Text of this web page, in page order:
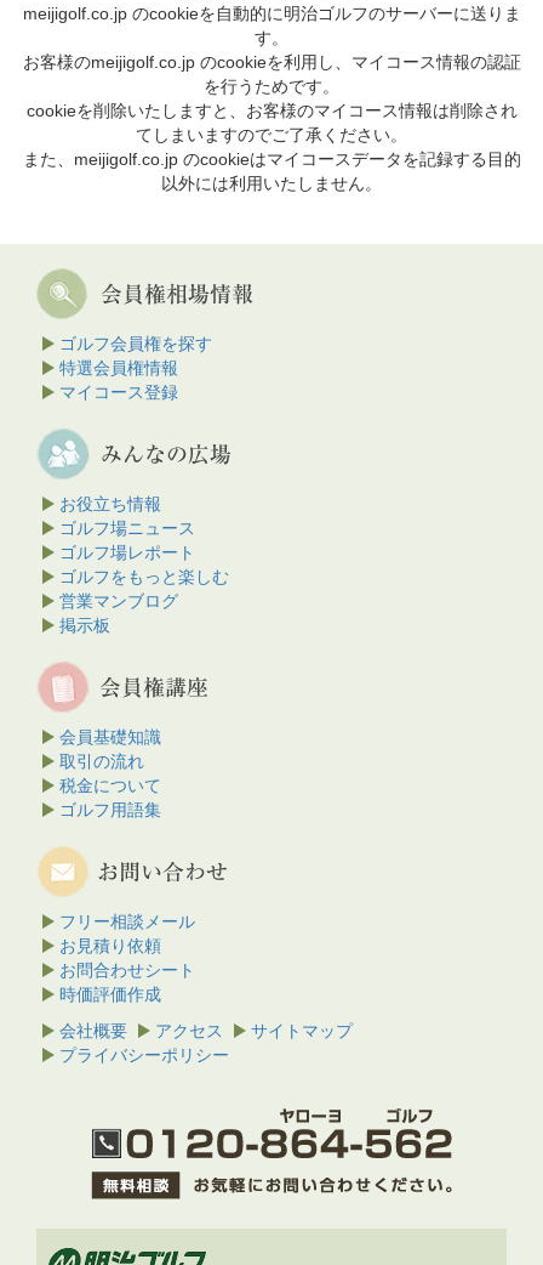
meijigolf.co.jp のcookieを自動的に明治ゴルフのサーバーに送りま
す。
お客様のmeijigolf.co.jp のcookieを利用し、マイコース情報の認証
を行うためです。
cookieを削除いたしますと、お客様のマイコース情報は削除され
てしまいますのでご了承ください。
また、meijigolf.co.jp のcookieはマイコースデータを記録する目的
以外には利用いたしません。
ゴルフ会員権を探す
特選会員権情報
マイコース登録
お役立ち情報
ゴルフ場ニュース
ゴルフ場レポート
ゴルフをもっと楽しむ
営業マンブログ
掲示板
会員基礎知識
取引の流れ
税金について
ゴルフ用語集
フリー相談メール
お見積り依頼
お問合わせシート
時価評価作成
会社概要
アクセス
サイトマップ
プライバシーポリシー